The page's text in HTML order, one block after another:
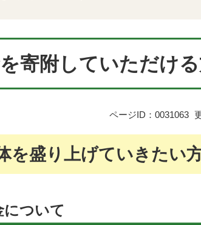
寄附していただけ
ページID：0031063
を盛り上げていきたい
について